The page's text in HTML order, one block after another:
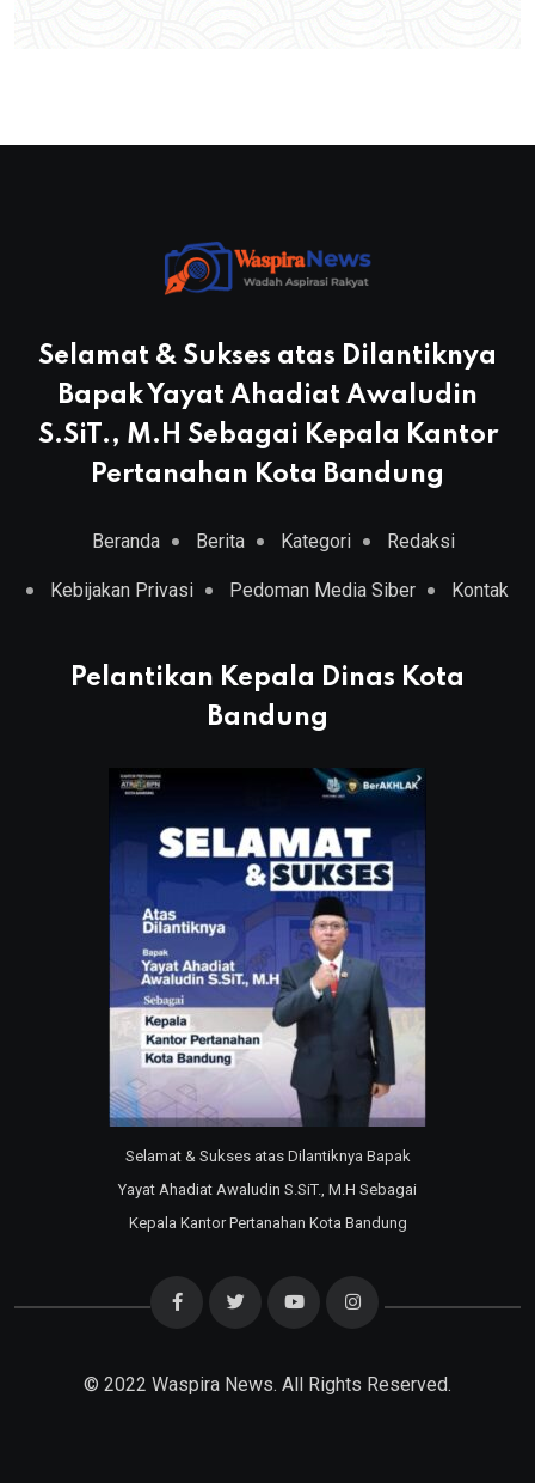
Selamat & Sukses atas Dilantiknya
Bapak Yayat Ahadiat Awaludin
S.SiT., M.H Sebagai Kepala Kantor
Pertanahan Kota Bandung
Beranda Berita Kategori Redaksi
Kebijakan Privasi Pedoman Media Siber Kontak
Pelantikan Kepala Dinas Kota
Bandung
Selamat & Sukses atas Dilantiknya Bapak
Yayat Ahadiat Awaludin S.SiT., M.H Sebagai
Kepala Kantor Pertanahan Kota Bandung
© 2022 Waspira News. All Rights Reserved.